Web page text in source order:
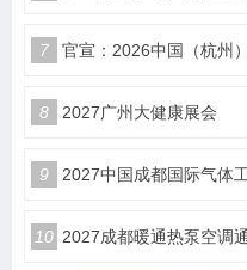
7 官宣：2026中国（杭州
8 2027广州大健康展会
9 2027中国成都国际气体
10 2027成都暖通热泵空调